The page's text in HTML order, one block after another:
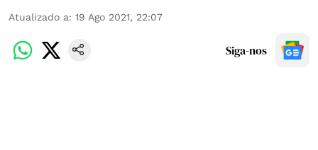
Atualizado a: 19 Ago 2021, 22:07
Siga-nos